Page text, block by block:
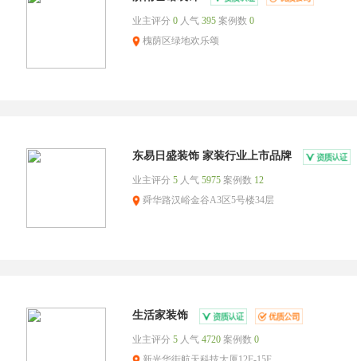
业主评分 0 人气 395 案例数 0
槐荫区绿地欢乐颂
东易日盛装饰 家装行业上市品牌
业主评分 5 人气 5975 案例数 12
舜华路汉峪金谷A3区5号楼34层
生活家装饰
业主评分 5 人气 4720 案例数 0